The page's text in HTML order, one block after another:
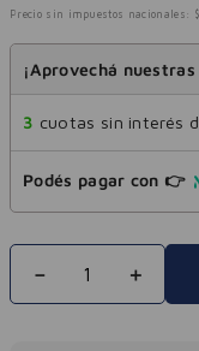
Precio sin impuestos nacionales: $
¡Aprovechá
3 cuotas sin interés
Podés pagar con 👉
＋
－